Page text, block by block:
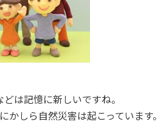
は記憶に新しいですね。
しら自然災害は起こっています。